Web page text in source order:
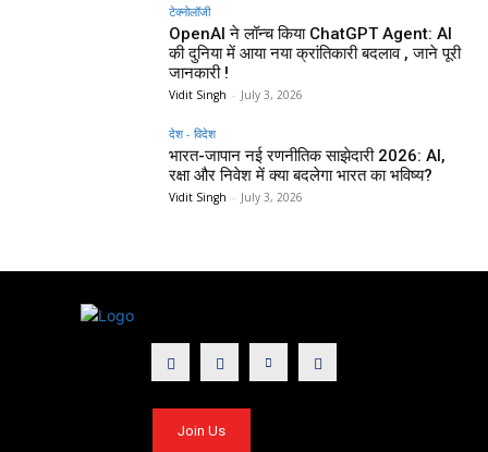
टेक्नोलॉजी
OpenAI ने लॉन्च किया ChatGPT Agent: AI
की दुनिया में आया नया क्रांतिकारी बदलाव , जाने पूरी
जानकारी !
Vidit Singh - July 3, 2026
देश - विदेश
भारत-जापान नई रणनीतिक साझेदारी 2026: AI,
रक्षा और निवेश में क्या बदलेगा भारत का भविष्य?
Vidit Singh - July 3, 2026
Join Us